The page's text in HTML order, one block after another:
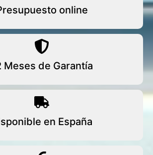
online
Meses de Garantía
en España